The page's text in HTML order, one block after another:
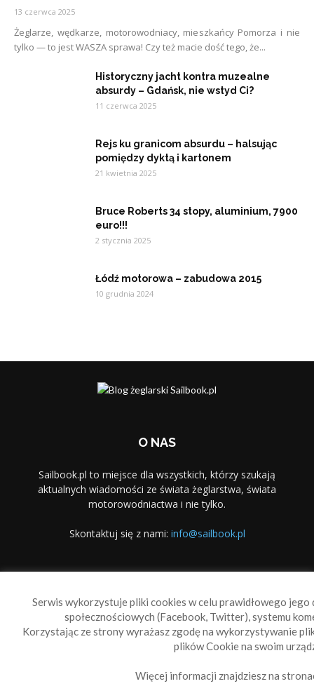
13 czerwca 2025
Żeglarze, wędkarze, motorowodniacy, mieszkańcy Pomorza i nie
tylko — to jest WASZA sprawa! Czy też macie dość tego, że...
Historyczny jacht kontra muzealne
absurdy – Gdańsk, nie wstyd Ci?
11 czerwca 2025
Rejs ku granicom absurdu – halsując
pomiędzy dyktą i kartonem
21 kwietnia 2025
Bruce Roberts 34 stopy, aluminium, 7900
euro!!!
2 stycznia 2025
Łódź motorowa – zabudowa 2015
10 grudnia 2024
O NAS
Sailbook.pl to miejsce dla wszystkich, którzy szukają
aktualnych wiadomości ze świata żeglarstwa, świata
motorowodniactwa i nie tylko.
Skontaktuj się z nami: info@sailbook.pl
Reklama Polityka prywatności
Serwis wykorzystuje pliki cookies w celu prawidłowego
społecznościowych (Facebook, Twitter), systemu
Korzystając ze strony wyrażasz zgodę na wykorzystywanie
plików Cookie na swoim
Więcej informacji znajdziesz na